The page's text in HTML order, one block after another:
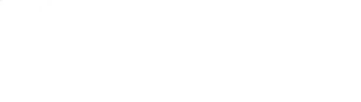
имеют собственные